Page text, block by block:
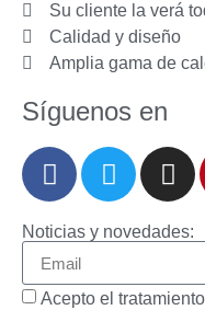
Su cliente la verá
Calidad y diseño
Amplia gama de
Síguenos en
Noticias y novedades:
Acepto el